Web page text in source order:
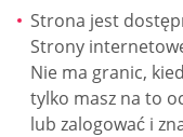
Strona jest
Strony
Nie ma granic,
tylko masz na to
lub zalogować i